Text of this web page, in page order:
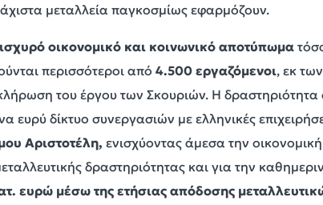
μεταλλεία παγκοσμίως εφαρμόζουν.
ισχυρό οικονομικό και κοινωνικό αποτύπωμα
περισσότεροι από 4.500 εργαζόμενοι, εκ
του έργου των Σκουριών. Η δραστηριότητα
ευρύ δίκτυο συνεργασιών με ελληνικές
Αριστοτέλη, ενισχύοντας άμεσα την
δραστηριότητας και για την
ευρώ μέσω της ετήσιας απόδοσης